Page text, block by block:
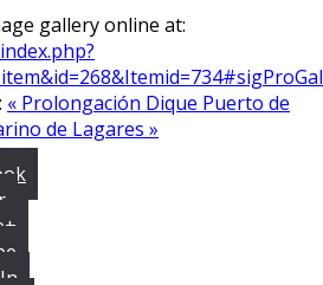
gallery online at:
« Prolongación Dique Puerto de
de Lagares »